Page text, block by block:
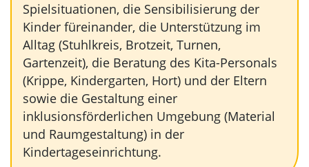
Spielsituationen, die Sensibilisierung der
Kinder füreinander, die Unterstützung im
Alltag (Stuhlkreis, Brotzeit, Turnen,
Gartenzeit), die Beratung des Kita-Personals
(Krippe, Kindergarten, Hort) und der Eltern
sowie die Gestaltung einer
inklusionsförderlichen Umgebung (Material
und Raumgestaltung) in der
Kindertageseinrichtung.